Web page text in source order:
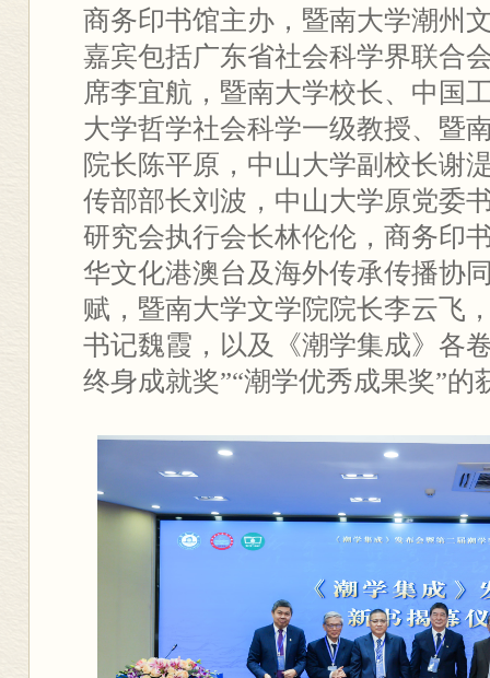
商务印书馆主办，暨南大学潮州
嘉宾包括广东省社会科学界联合
席李宜航，暨南大学校长、中国
大学哲学社会科学一级教授、暨
院长陈平原，中山大学副校长谢
传部部长刘波，中山大学原党委
研究会执行会长林伦伦，商务印
华文化港澳台及海外传承传播协
赋，暨南大学文学院院长李云飞
书记魏霞，以及《潮学集成》各
终身成就奖”“潮学优秀成果奖”的